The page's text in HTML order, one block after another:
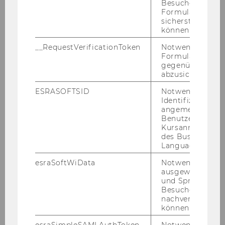
Auszeichnungen und Preise
För­der­sti­pen­di­um der Hein­rich Graf Har­
degg’schen Stif­tung für das Dis­ser­ta­ti­
Top 20 Stu­dent Ran­king WU Wien
Leis­tungs­sti­pen­di­um 2019/2020
Die Ver­wer­tung ak­zes­so­ri­scher Si­cher­
Besucher zu
sicherstellen zu
können.
__RequestVerificationToken
Notwendig, um
gegenüber
abzusichern.
ESRASOFTSID
Notwendig zur
Identifizierung
angemeldeten
Benutzers im
des Business
Language
esraSoftWiData
Notwendig um
ausgewählte
und
Besuchers
nachverfolgen
können.